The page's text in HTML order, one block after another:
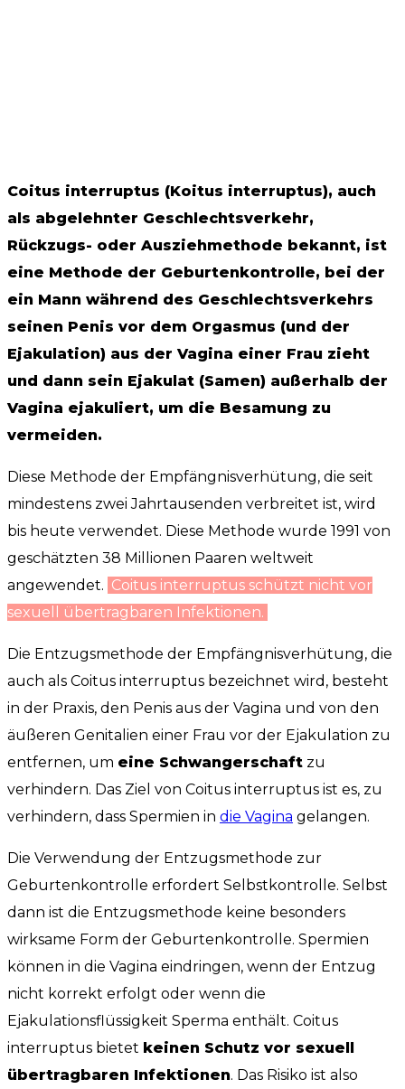
Coitus interruptus (Koitus interruptus), auch
als abgelehnter Geschlechtsverkehr,
Rückzugs- oder Ausziehmethode bekannt, ist
eine Methode der Geburtenkontrolle, bei der
ein Mann während des Geschlechtsverkehrs
seinen Penis vor dem Orgasmus (und der
Ejakulation) aus der Vagina einer Frau zieht
und dann sein Ejakulat (Samen) außerhalb der
Vagina ejakuliert, um die Besamung zu
vermeiden.
Diese Methode der Empfängnisverhütung, die seit
mindestens zwei Jahrtausenden verbreitet ist, wird
bis heute verwendet. Diese Methode wurde 1991 von
geschätzten 38 Millionen Paaren weltweit
angewendet. Coitus interruptus schützt nicht vor
sexuell übertragbaren Infektionen.
Die Entzugsmethode der Empfängnisverhütung, die
auch als Coitus interruptus bezeichnet wird, besteht
in der Praxis, den Penis aus der Vagina und von den
äußeren Genitalien einer Frau vor der Ejakulation zu
entfernen, um eine Schwangerschaft zu
verhindern. Das Ziel von Coitus interruptus ist es, zu
verhindern, dass Spermien in die Vagina gelangen.
Die Verwendung der Entzugsmethode zur
Geburtenkontrolle erfordert Selbstkontrolle. Selbst
dann ist die Entzugsmethode keine besonders
wirksame Form der Geburtenkontrolle. Spermien
können in die Vagina eindringen, wenn der Entzug
nicht korrekt erfolgt oder wenn die
Ejakulationsflüssigkeit Sperma enthält. Coitus
interruptus bietet keinen Schutz vor sexuell
übertragbaren Infektionen. Das Risiko ist also